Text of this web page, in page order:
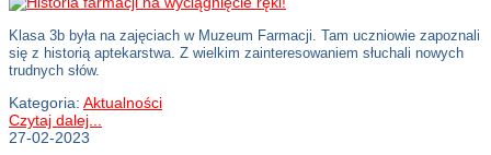
Klasa 3b była na zajęciach w Muzeum Farmacji. Tam uczniowie zapoznali
się z historią aptekarstwa. Z wielkim zainteresowaniem słuchali nowych
trudnych słów.
Kategoria: Aktualności
Czytaj dalej...
27-02-2023